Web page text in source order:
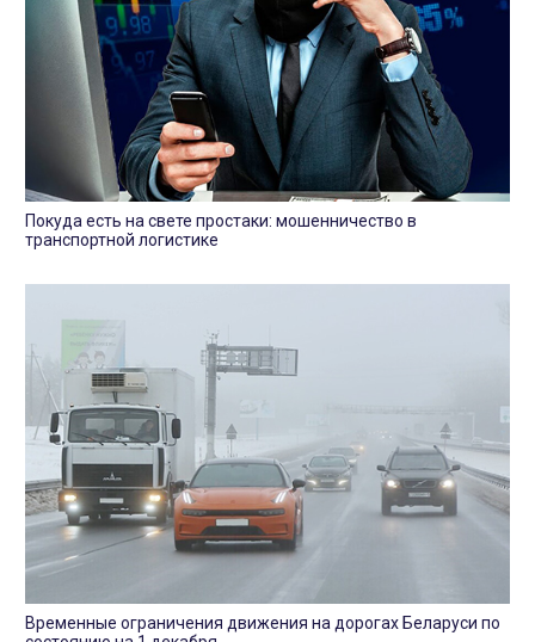
Покуда есть на свете простаки: мошенничество в
транспортной логистике
Временные ограничения движения на дорогах Беларуси по